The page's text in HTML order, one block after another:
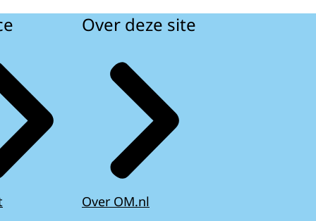
Over deze site
Over OM.nl